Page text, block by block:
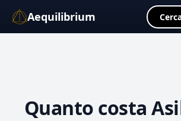
Aequilibrium
Quanto costa